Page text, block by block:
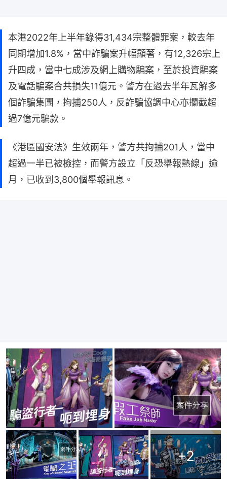
本港2022年上半年錄得31,434宗整體罪案，較去年
同期增加1.8%，當中詐騙案升幅顯著，有12,326宗上
升四成，當中七成涉及網上購物騙案，至於投資騙案
及電話騙案合共損失11億元。警方在過去半年瓦解多
個詐騙集團，拘捕250人，反詐騙協調中心亦攔截超
過7億元騙款。
《港區國安法》生效兩年，警方共拘捕201人，當中
超過一半已被檢控，而警方設立「反恐舉報熱線」逾
月，已收到3,800個舉報訊息。
+2